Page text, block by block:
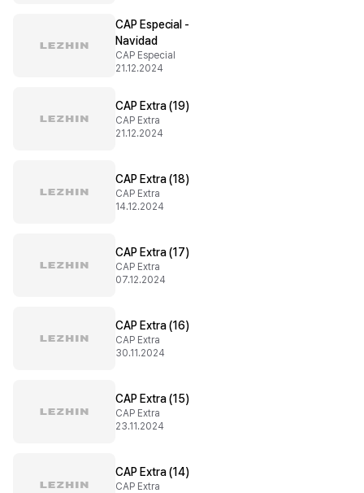
CAP Especial -
Navidad
CAP Especial
21.12.2024
CAP Extra (19)
CAP Extra
21.12.2024
CAP Extra (18)
CAP Extra
14.12.2024
CAP Extra (17)
CAP Extra
07.12.2024
CAP Extra (16)
CAP Extra
30.11.2024
CAP Extra (15)
CAP Extra
23.11.2024
CAP Extra (14)
CAP Extra